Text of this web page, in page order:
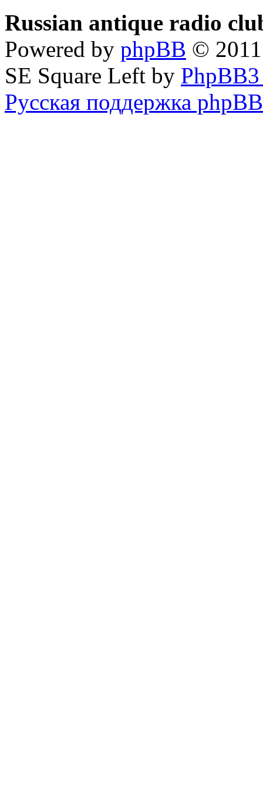
Russian antique radio
Powered by phpBB ©
SE Square Left by
Русская поддержка phpBB